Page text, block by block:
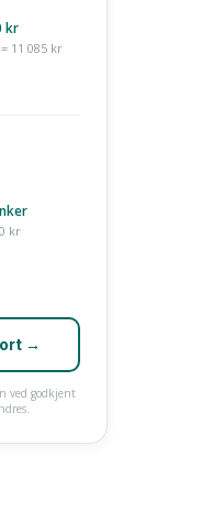
kr
11 085 kr
kr
→
ved godkjent